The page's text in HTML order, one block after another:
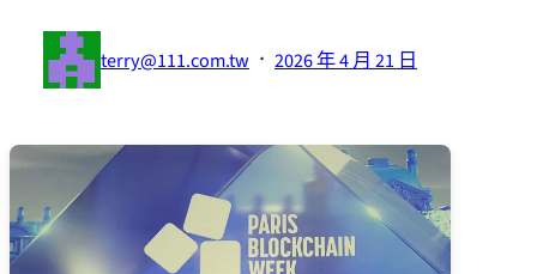
terry@111.com.tw · 2026 年 4 月 21 日